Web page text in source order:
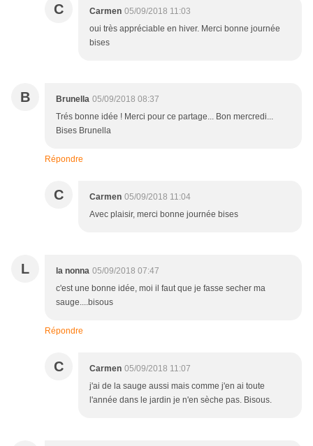
C Carmen 05/09/2018 11:03
oui très appréciable en hiver. Merci bonne journée
bises
B Brunella 05/09/2018 08:37
Trés bonne idée ! Merci pour ce partage... Bon mercredi...
Bises Brunella
Répondre
C Carmen 05/09/2018 11:04
Avec plaisir, merci bonne journée bises
L la nonna 05/09/2018 07:47
c'est une bonne idée, moi il faut que je fasse secher ma
sauge....bisous
Répondre
C Carmen 05/09/2018 11:07
j'ai de la sauge aussi mais comme j'en ai toute
l'année dans le jardin je n'en sèche pas. Bisous.